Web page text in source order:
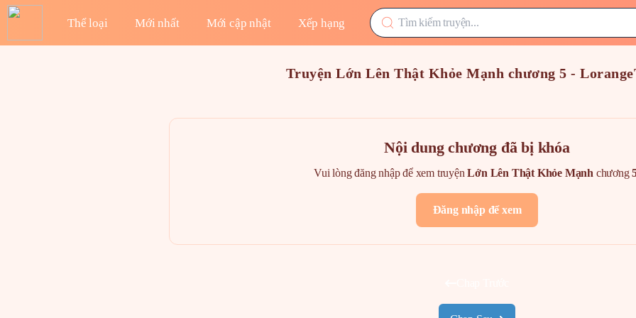
Thể loại Mới nhất Mới cập nhật Xếp hạng
Truyện Lớn Lên Thật Khỏe Mạnh chương 5 -
Nội dung chương đã bị khóa
Vui lòng đăng nhập để xem truyệnLớn Lên Thật Khỏe Mạnh chương
Đăng nhập để xem